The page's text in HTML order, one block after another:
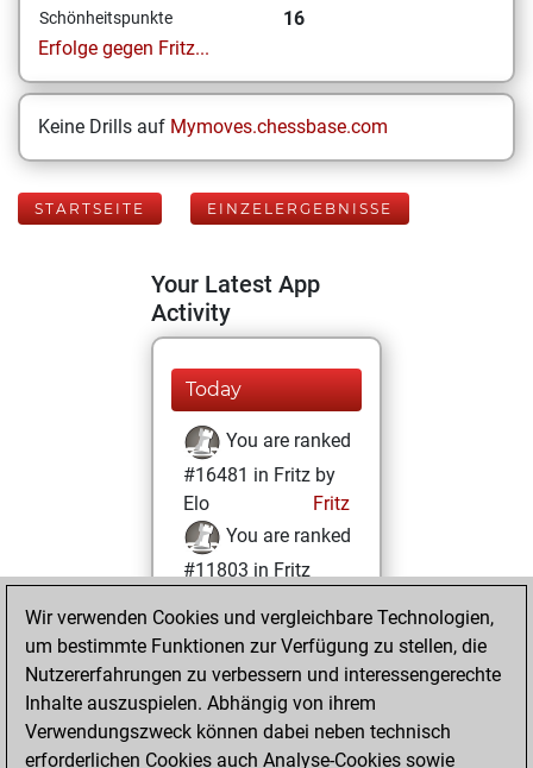
Schönheitspunkte
16
Erfolge gegen Fritz...
Keine Drills auf Mymoves.chessbase.com
STARTSEITE EINZELERGEBNISSE
Your Latest App
Activity
Today
You are ranked
#16481 in Fritz by
Elo
Fritz
You are ranked
#11803 in Fritz
Samstag, Januar
23, 2021
You achieved a
BeautyScore of 16
Wir verwenden Cookies und vergleichbare Technologien,
um bestimmte Funktionen zur Verfügung zu stellen, die
Nutzererfahrungen zu verbessern und interessengerechte
Inhalte auszuspielen. Abhängig von ihrem
Verwendungszweck können dabei neben technisch
erforderlichen Cookies auch Analyse-Cookies sowie